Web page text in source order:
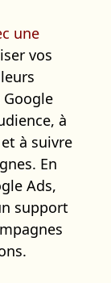
une
vos
à
à suivre
En
Ads,
support